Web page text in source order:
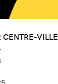
CENTRE-VILLE